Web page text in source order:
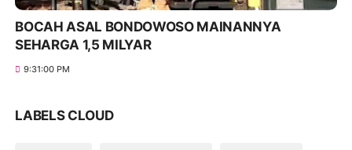
BOCAH ASAL BONDOWOSO MAINANNYA
SEHARGA 1,5 MILYAR
9:31:00 PM
LABELS CLOUD